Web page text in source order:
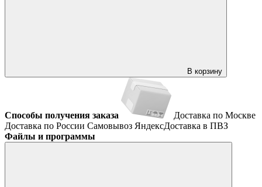
В корзину
Способы получения заказа
Доставка по Москве
Доставка по России Самовывоз ЯндексДоставка в ПВЗ
Файлы и программы